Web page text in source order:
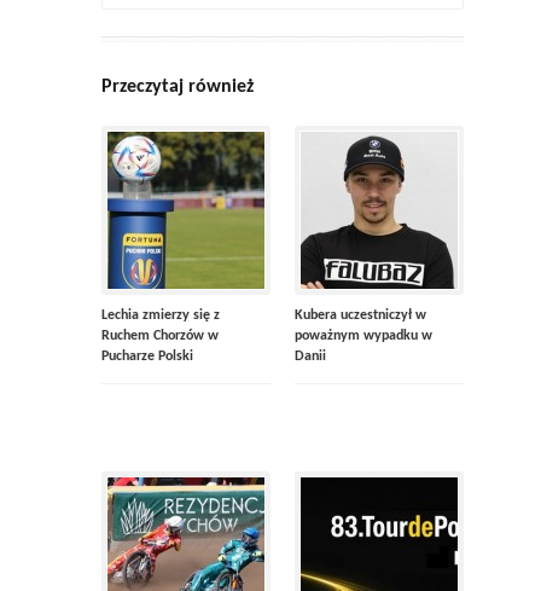
Przeczytaj również
Lechia zmierzy się z
Ruchem Chorzów w
Pucharze Polski
Kubera uczestniczył w
poważnym wypadku w
Danii